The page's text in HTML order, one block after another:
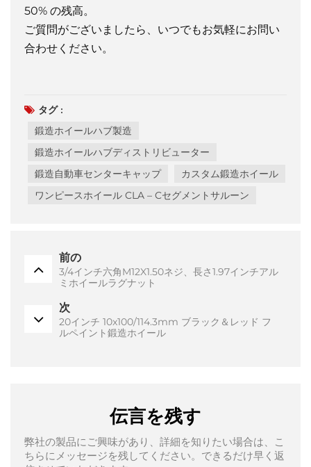
50% の残高。
ご質問がございましたら、いつでもお気軽にお問い
合わせください。
タグ :
鍛造ホイールハブ製造
鍛造ホイールハブディストリビューター
鍛造自動車センターキャップ
カスタム鍛造ホイール
ワンピースホイール CLA – Cセグメントサルーン
前の
3/4インチ六角M12X1.50ネジ、長さ1.97インチアル
ミホイールラグナット
次
20インチ 10x100/114.3mm ブラック＆レッド フ
ルペイント鍛造ホイール
伝言を残す
弊社の製品にご興味があり、詳細を知りたい場合は、こ
ちらにメッセージを残してください。できるだけ早く返